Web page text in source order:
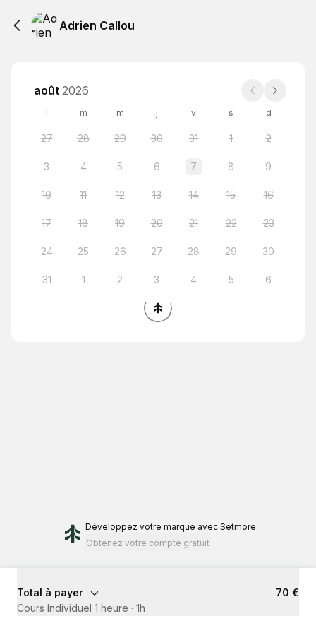
Adrien Callou
août 2026
l m m j v s d
27 28 29 30 31 1 2
3 4 5 6 7 8 9
10 11 12 13 14 15 16
17 18 19 20 21 22 23
24 25 26 27 28 29 30
31 1 2 3 4 5 6
Développez votre marque avec Setmore
Obtenez votre compte gratuit
Total à payer
70 €
Cours Individuel 1 heure · 1h